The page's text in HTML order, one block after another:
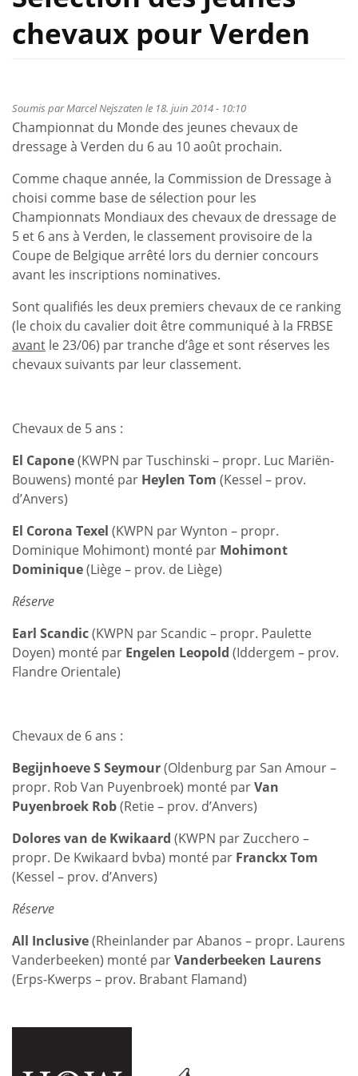
chevaux pour Verden
Soumis parMarcel Nejszaten le 18. juin 2014 - 10:10
Championnat du Monde des jeunes chevaux de
dressage à Verden du 6 au 10 août prochain.
Comme chaque année, la Commission de Dressage à
choisi comme base de sélection pour les
Championnats Mondiaux des chevaux de dressage de
5 et 6 ans à Verden, le classement provisoire de la
Coupe de Belgique arrêté lors du dernier concours
avant les inscriptions nominatives.
Sont qualifiés les deux premiers chevaux de ce ranking
(le choix du cavalier doit être communiqué à la FRBSE
avant le 23/06) par tranche d’âge et sont réserves les
chevaux suivants par leur classement.
Chevaux de 5 ans :
El Capone(KWPN par Tuschinski – propr. Luc Mariën-
Bouwens) monté par Heylen Tom (Kessel – prov.
d’Anvers)
El Corona Texel (KWPN par Wynton – propr.
Dominique Mohimont) monté par Mohimont
Dominique(Liège – prov. de Liège)
Réserve
Earl Scandic(KWPN par Scandic – propr. Paulette
Doyen) monté par Engelen Leopold (Iddergem – prov.
Flandre Orientale)
Chevaux de 6 ans :
Begijnhoeve S Seymour(Oldenburg par San Amour –
propr. Rob Van Puyenbroek) monté parVan
Puyenbroek Rob(Retie – prov. d’Anvers)
Dolores van de Kwikaard (KWPN par Zucchero –
propr. De Kwikaard bvba) monté par Franckx Tom
(Kessel – prov. d’Anvers)
Réserve
All Inclusive(Rheinlander par Abanos – propr. Laurens
Vanderbeeken) monté parVanderbeeken Laurens
(Erps-Kwerps – prov. Brabant Flamand)